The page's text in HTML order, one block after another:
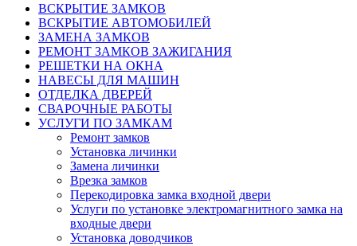
ВСКРЫТИЕ ЗАМКОВ
ВСКРЫТИЕ АВТОМОБИЛЕЙ
ЗАМЕНА ЗАМКОВ
РЕМОНТ ЗАМКОВ ЗАЖИГАНИЯ
РЕШЕТКИ НА ОКНА
НАВЕСЫ ДЛЯ МАШИН
ОТДЕЛКА ДВЕРЕЙ
СВАРОЧНЫЕ РАБОТЫ
УСЛУГИ ПО ЗАМКАМ
Ремонт замков
Установка личинки
Замена личинки
Врезка замков
Перекодировка замка входной двери
Услуги по установке электромагнитного замка на
входные двери
Установка доводчиков